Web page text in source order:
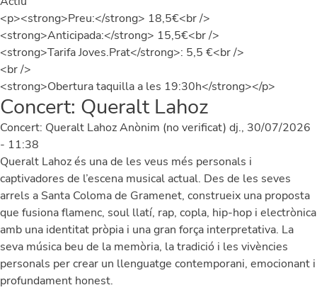
<p><strong>Preu:</strong> 18,5€<br />
<strong>Anticipada:</strong> 15,5€<br />
<strong>Tarifa Joves.Prat</strong>: 5,5 €<br />
<br />
<strong>Obertura taquilla a les 19:30h</strong></p>
Concert: Queralt Lahoz
Concert: Queralt LahozAnònim (no verificat) dj., 30/07/2026
- 11:38
Queralt Lahoz és una de les veus més personals i
captivadores de l’escena musical actual. Des de les seves
arrels a Santa Coloma de Gramenet, construeix una proposta
que fusiona flamenc, soul llatí, rap, copla, hip-hop i electrònica
amb una identitat pròpia i una gran força interpretativa. La
seva música beu de la memòria, la tradició i les vivències
personals per crear un llenguatge contemporani, emocionant i
profundament honest.